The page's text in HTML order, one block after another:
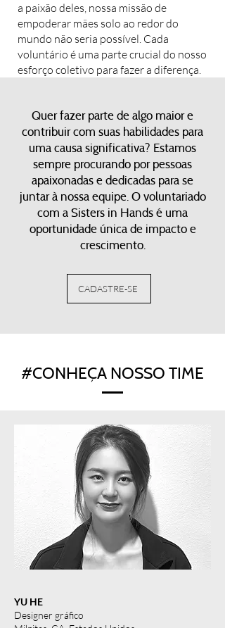
a paixão deles, nossa missão de
empoderar mães solo ao redor do
mundo não seria possível. Cada
voluntário é uma parte crucial do nosso
esforço coletivo para fazer a diferença.
Quer fazer parte de algo maior e
contribuir com suas habilidades para
uma causa significativa? Estamos
sempre procurando por pessoas
apaixonadas e dedicadas para se
juntar à nossa equipe. O voluntariado
com a Sisters in Hands é uma
oportunidade única de impacto e
crescimento.
CADASTRE-SE
#CONHEÇA NOSSO TIME
YU HE
Designer gráfico